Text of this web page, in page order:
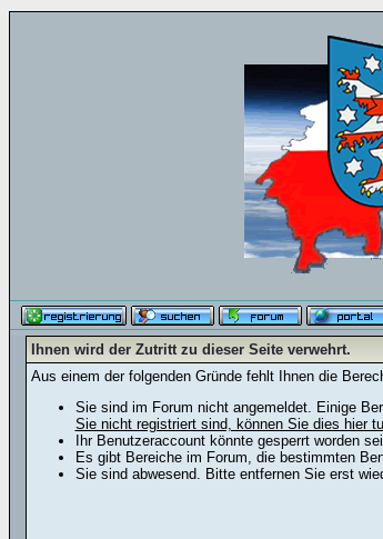
Ihnen wird der Zutritt zu dieser Seite verwehrt.
Aus einem der folgenden Gründe fehlt Ihnen die
Sie sind im Forum nicht angemeldet. Einige
Sie nicht registriert sind, können Sie dies hier
Ihr Benutzeraccount könnte gesperrt worden
Es gibt Bereiche im Forum, die bestimmten
Sie sind abwesend. Bitte entfernen Sie erst